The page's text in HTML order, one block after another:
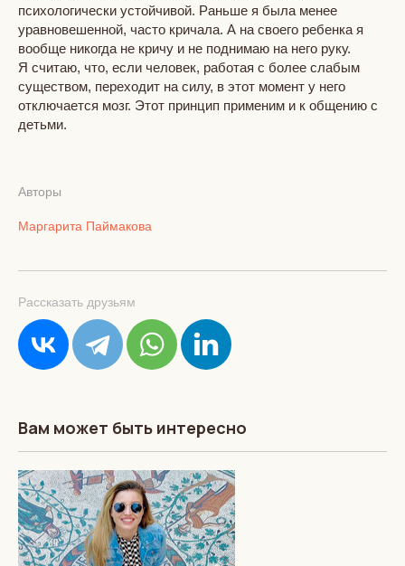
психологически устойчивой. Раньше я была менее
уравновешенной, часто кричала. А на своего ребенка я
вообще никогда не кричу и не поднимаю на него руку.
Я считаю, что, если человек, работая с более слабым
существом, переходит на силу, в этот момент у него
отключается мозг. Этот принцип применим и к общению с
детьми.
Авторы
Маргарита Паймакова
Рассказать друзьям
Вам может быть интересно